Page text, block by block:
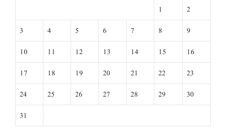
1
2
3
4 5 6 7 8
9
10
11 12 13 14 15
16
17
18 19 20 21 22
23
24
25 26 27 28 29
30
31